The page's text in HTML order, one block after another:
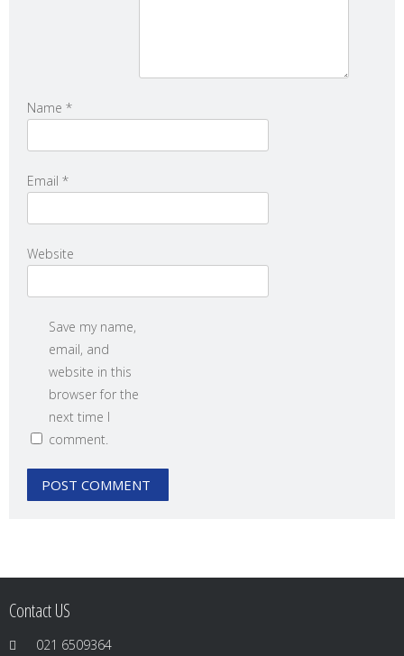
Name *
Email *
Website
Save my name,
email, and
website in this
browser for the
next time I
comment.
Contact US
021 6509364